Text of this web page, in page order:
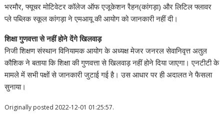
भरमौर, फ्यूचर मोटिवेटर कॉलेज ऑफ एजूकेशन रैहन(कांगड़ा) और लिटिल फ्लावर
प्ले पब्लिक स्कूल कांगड़ा ने एमआयू की आयोग को जानकारी नहीं दी।
शिक्षा गुणवत्ता से नहीं होने देंगे खिलवाड़
निजी शिक्षण संस्थान विनियामक आयोग के अध्यक्ष मेजर जनरल सेवानिवृत्त अतुल
कौशिक ने बताया कि शिक्षा की गुणवत्ता से खिलवाड़ नहीं होने दिया जाएगा। एनटीटी के
मामले में सभी पक्षों से जानकारी जुटाई गई है। उस आधार पर ही अदालत ने फैसला
सुनाया।
Originally posted 2022-12-01 01:25:57.